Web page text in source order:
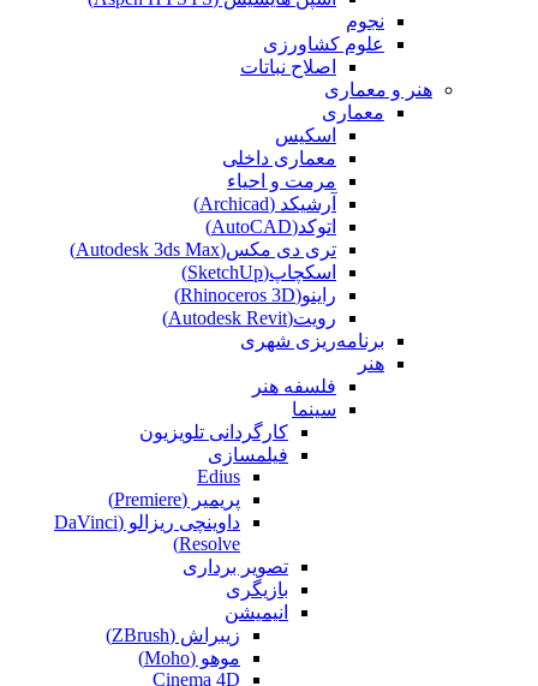
نجوم
علوم کشاورزی
اصلاح نباتات
هنر و معماری
معماری
اسکیس
معماری داخلی
مرمت و احیاء
آرشیکد (Archicad)
اتوکد(AutoCAD)
تری دی مکس(Autodesk 3ds Max)
اسکچاپ(SketchUp)
راینو(Rhinoceros 3D)
رویت(Autodesk Revit)
برنامه‌ریزی شهری
هنر
فلسفه هنر
سینما
کارگردانی تلویزیون
فیلمسازی
Edius
پریمیر (Premiere)
داوینچی ریزالو (DaVinci
Resolve)
تصویر برداری
بازیگری
انیمیشن
زیبراش (ZBrush)
موهو (Moho)
Cinema 4D